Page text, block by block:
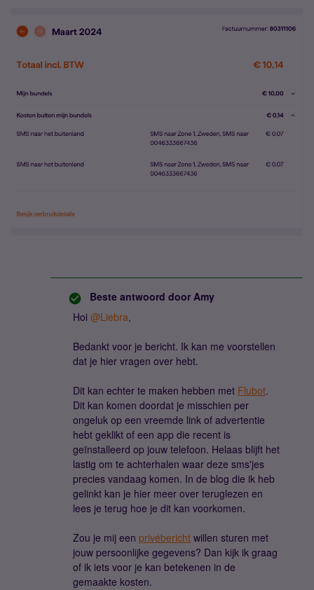
Beste antwoord door Amy
Hoi @Liebra,
Bedankt voor je bericht. Ik kan me voorstellen
dat je hier vragen over hebt.
Dit kan echter te maken hebben met Flubot.
Dit kan komen doordat je misschien per
ongeluk op een vreemde link of advertentie
hebt geklikt of een app die recent is
geïnstalleerd op jouw telefoon. Helaas blijft het
lastig om te achterhalen waar deze sms'jes
precies vandaag komen. In de blog die ik heb
gelinkt kan je hier meer over teruglezen en
lees je terug hoe je dit kan voorkomen.
Zou je mij een privébericht willen sturen met
jouw persoonlijke gegevens? Dan kijk ik graag
of ik iets voor je kan betekenen in de
gemaakte kosten.